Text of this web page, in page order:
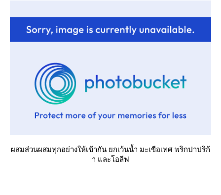
ผสมส่วนผสมทุกอย่างให้เข้ากัน ยกเว้นน้ำ มะเขือเทศ พริกปาปริก้
า และโอลีฟ